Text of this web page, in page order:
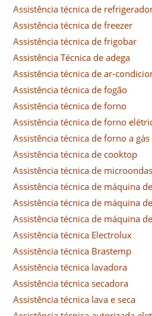
Assistência técnica de
Assistência técnica de freezer
Assistência técnica de frigobar
Assistência Técnica de adega
Assistência técnica de ar-
Assistência técnica de fogão
Assistência técnica de forno
Assistência técnica de forno
Assistência técnica de forno a gás
Assistência técnica de cooktop
Assistência técnica de microondas
Assistência técnica de máquina
Assistência técnica de máquina
Assistência técnica de máquina
Assistência técnica Electrolux
Assistência técnica Brastemp
Assistência técnica lavadora
Assistência técnica secadora
Assistência técnica lava e seca